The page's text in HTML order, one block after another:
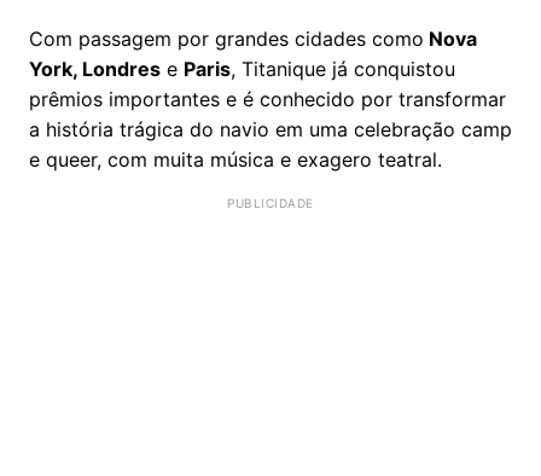
Com passagem por grandes cidades como Nova
York, Londres e Paris, Titanique já conquistou
prêmios importantes e é conhecido por transformar
a história trágica do navio em uma celebração camp
e queer, com muita música e exagero teatral.